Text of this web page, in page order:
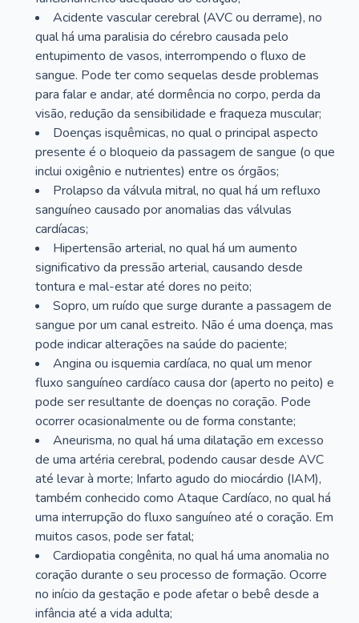
Acidente vascular cerebral (AVC ou derrame), no
qual há uma paralisia do cérebro causada pelo
entupimento de vasos, interrompendo o fluxo de
sangue. Pode ter como sequelas desde problemas
para falar e andar, até dormência no corpo, perda da
visão, redução da sensibilidade e fraqueza muscular;
Doenças isquêmicas, no qual o principal aspecto
presente é o bloqueio da passagem de sangue (o que
inclui oxigênio e nutrientes) entre os órgãos;
Prolapso da válvula mitral, no qual há um refluxo
sanguíneo causado por anomalias das válvulas
cardíacas;
Hipertensão arterial, no qual há um aumento
significativo da pressão arterial, causando desde
tontura e mal-estar até dores no peito;
Sopro, um ruído que surge durante a passagem de
sangue por um canal estreito. Não é uma doença, mas
pode indicar alterações na saúde do paciente;
Angina ou isquemia cardíaca, no qual um menor
fluxo sanguíneo cardíaco causa dor (aperto no peito) e
pode ser resultante de doenças no coração. Pode
ocorrer ocasionalmente ou de forma constante;
Aneurisma, no qual há uma dilatação em excesso
de uma artéria cerebral, podendo causar desde AVC
até levar à morte; Infarto agudo do miocárdio (IAM),
também conhecido como Ataque Cardíaco, no qual há
uma interrupção do fluxo sanguíneo até o coração. Em
muitos casos, pode ser fatal;
Cardiopatia congênita, no qual há uma anomalia no
coração durante o seu processo de formação. Ocorre
no início da gestação e pode afetar o bebê desde a
infância até a vida adulta;